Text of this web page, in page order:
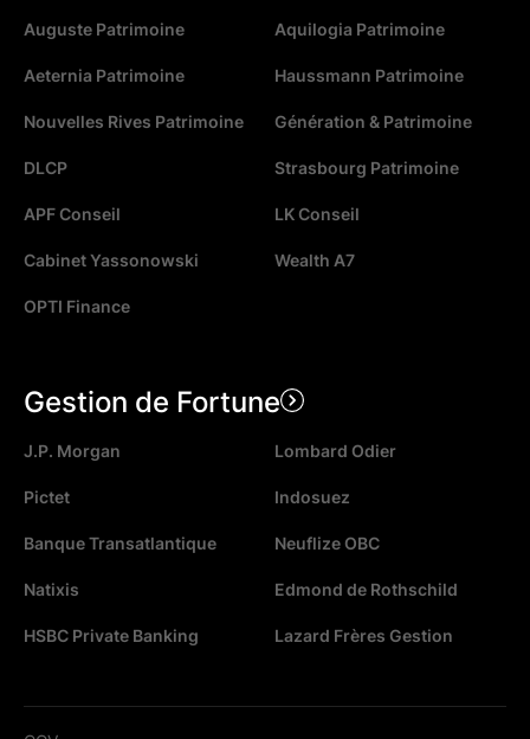
Auguste Patrimoine Aquilogia Patrimoine
Aeternia Patrimoine Haussmann Patrimoine
Nouvelles Rives Patrimoine Génération & Patrimoine
DLCP Strasbourg Patrimoine
APF Conseil LK Conseil
Cabinet Yassonowski Wealth A7
OPTI Finance
Gestion de Fortune
J.P. Morgan Lombard Odier
Pictet Indosuez
Banque Transatlantique Neuflize OBC
Natixis Edmond de Rothschild
HSBC Private Banking Lazard Frères Gestion